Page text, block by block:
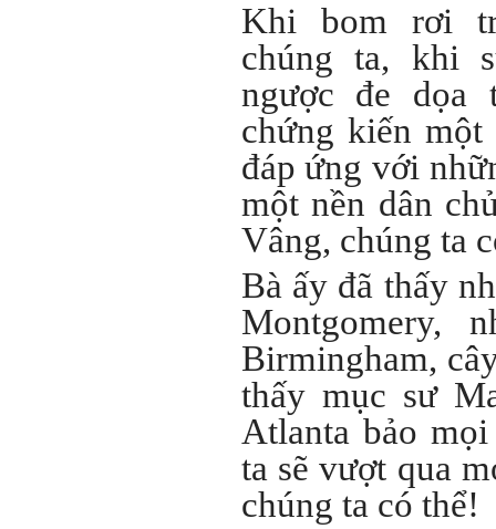
Khi bom rơi
chúng ta, khi
ngược đe dọa
chứng kiến một
đáp ứng với
một nền dân
Vâng, chúng ta
Bà ấy đã thấy
Montgomery,
Birmingham,
thấy mục sư
Atlanta bảo
ta sẽ vượt qua
chúng ta có thể!